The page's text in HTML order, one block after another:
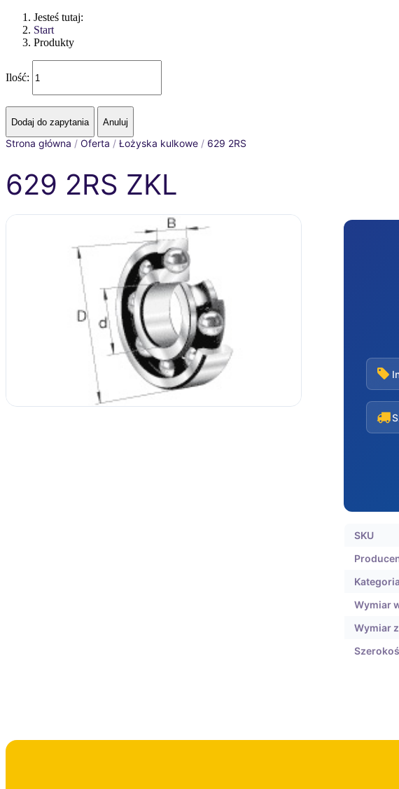
Jesteś tutaj:
Start
Produkty
Ilość:
Strona główna / Oferta / Łożyska kulkowe / 629 2RS
629 2RS ZKL
SKU
Kategoria
Wymiar
Wymiar